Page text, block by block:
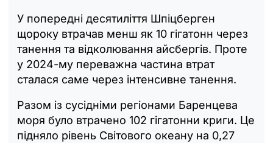
У попередні десятиліття Шпіцберген
щороку втрачав менш як 10 гігатонн через
танення та відколювання айсбергів. Проте
у 2024-му переважна частина втрат
сталася саме через інтенсивне танення.
Разом із сусідніми регіонами Баренцева
моря було втрачено 102 гігатонни криги. Це
підняло рівень Світового океану на 0,27